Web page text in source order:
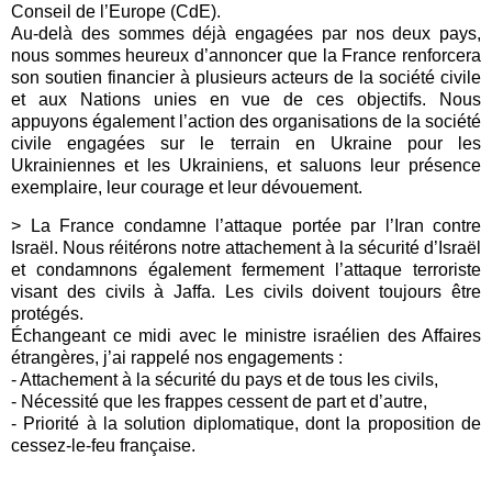
Conseil de l’Europe (CdE).
Au-delà des sommes déjà engagées par nos deux pays,
nous sommes heureux d’annoncer que la France renforcera
son soutien financier à plusieurs acteurs de la société civile
et aux Nations unies en vue de ces objectifs. Nous
appuyons également l’action des organisations de la société
civile engagées sur le terrain en Ukraine pour les
Ukrainiennes et les Ukrainiens, et saluons leur présence
exemplaire, leur courage et leur dévouement.
> La France condamne l’attaque portée par l’Iran contre
Israël. Nous réitérons notre attachement à la sécurité d’Israël
et condamnons également fermement l’attaque terroriste
visant des civils à Jaffa. Les civils doivent toujours être
protégés.
Échangeant ce midi avec le ministre israélien des Affaires
étrangères, j’ai rappelé nos engagements :
- Attachement à la sécurité du pays et de tous les civils,
- Nécessité que les frappes cessent de part et d’autre,
- Priorité à la solution diplomatique, dont la proposition de
cessez-le-feu française.